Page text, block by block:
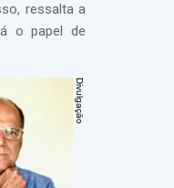
ressalta a
o papel de